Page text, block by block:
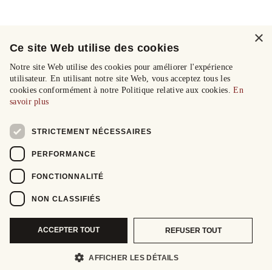
×
Ce site Web utilise des cookies
Notre site Web utilise des cookies pour améliorer l'expérience
utilisateur. En utilisant notre site Web, vous acceptez tous les
cookies conformément à notre Politique relative aux cookies.En
savoir plus
STRICTEMENT NÉCESSAIRES
PERFORMANCE
FONCTIONNALITÉ
NON CLASSIFIÉS
ACCEPTER TOUT REFUSER TOUT
AFFICHER LES DÉTAILS